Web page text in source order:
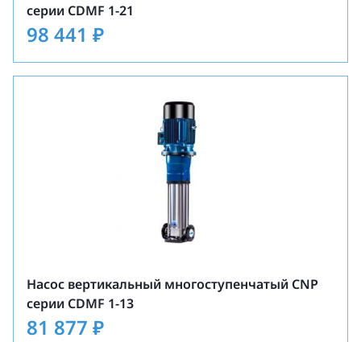
серии CDMF 1-21
98 441 ₽
Насос вертикальный многоступенчатый CNP
серии CDMF 1-13
81 877 ₽